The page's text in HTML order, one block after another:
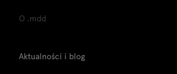
O .mdd
Aktualności i blog